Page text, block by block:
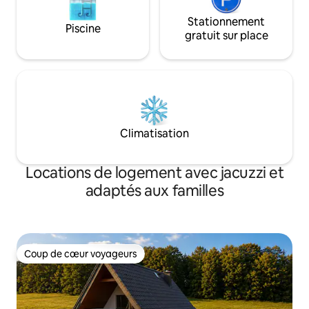
Piscine
Stationnement
gratuit sur place
Climatisation
Locations de logement avec jacuzzi et
adaptés aux familles
Coup de cœur voyageurs
Coup de cœur voyageurs